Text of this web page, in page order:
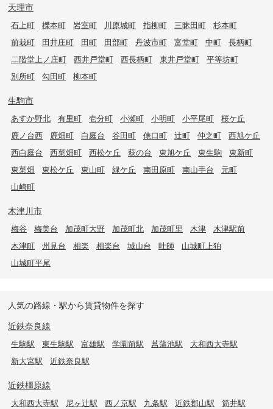
天理市
石上町 櫟本町 岩室町 川原城町 指柳町 三昧田町
杉本町
前栽町
田井庄町 田町 田部町 丹波市町 富堂町 中町
長柄町
二階堂上ノ庄町
西井戸堂町 西長柄町 東井戸堂町
平等坊町
別所町
勾田町 柳本町
生駒市
あすか野北 有里町 壱分町 小瀬町 小明町 小平尾町
桜ケ丘
鹿ノ台西
鹿畑町 白庭台 谷田町 俵口町 辻町 仲之町
西旭ケ丘
西白庭台
西菜畑町 西松ケ丘 萩の台 東旭ケ丘 東生駒
東新町
東菜畑
東松ケ丘 東山町 緑ケ丘 南田原町 南山手台
元町
山崎町
木津川市
梅谷 梅美台 加茂町大野 加茂町北 加茂町里 木津
木津駅前
木津町
州見台 相楽 相楽台 城山台 吐師
山城町上狛
山城町平尾
人気の路線・駅から賃貸物件を探す
近鉄奈良線
生駒駅 東生駒駅 富雄駅 学園前駅 菖蒲池駅
大和西大寺駅
新大宮駅
近鉄奈良駅
近鉄橿原線
大和西大寺駅 尼ヶ辻駅 西ノ京駅 九条駅 近鉄郡山駅
筒井駅